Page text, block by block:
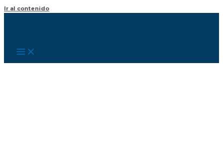
Ir al contenido